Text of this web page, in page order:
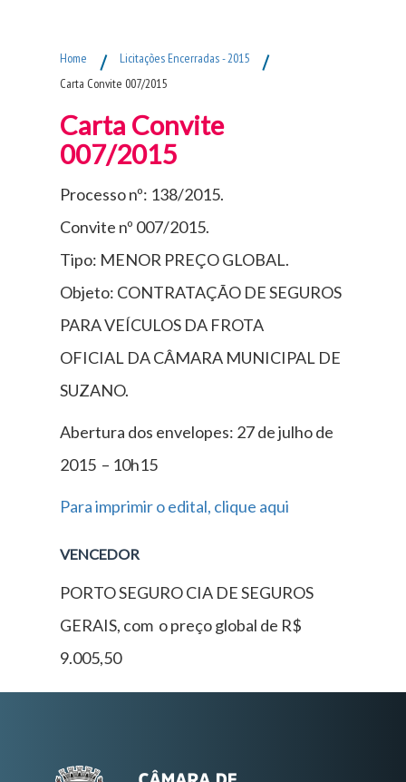
Home / Licitações Encerradas - 2015 /
Carta Convite 007/2015
Carta Convite
007/2015
Processo nº: 138/2015.
Convite nº 007/2015.
Tipo: MENOR PREÇO GLOBAL.
Objeto: CONTRATAÇÃO DE SEGUROS
PARA VEÍCULOS DA FROTA
OFICIAL DA CÂMARA MUNICIPAL DE
SUZANO.
Abertura dos envelopes: 27 de julho de
2015 – 10h15
Para imprimir o edital, clique aqui
VENCEDOR
PORTO SEGURO CIA DE SEGUROS
GERAIS, com o preço global de R$
9.005,50